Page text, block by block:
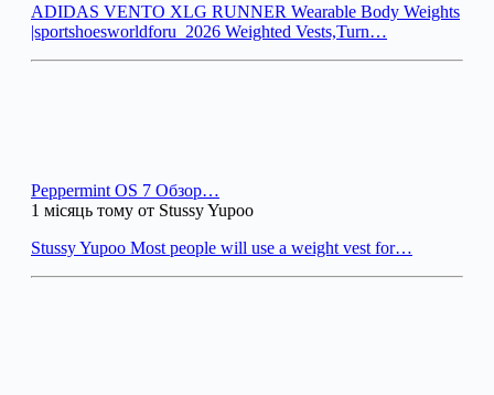
ADIDAS VENTO XLG RUNNER Wearable Body Weights
|sportshoesworldforu_2026 Weighted Vests,Turn…
Peppermint OS 7 Обзор…
1 місяць тому от Stussy Yupoo
Stussy Yupoo Most people will use a weight vest for…